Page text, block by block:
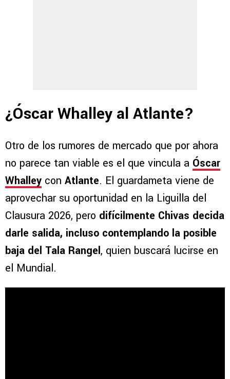
¿Óscar Whalley al Atlante?
Otro de los rumores de mercado que por ahora
no parece tan viable es el que vincula a Óscar
Whalley con Atlante. El guardameta viene de
aprovechar su oportunidad en la Liguilla del
Clausura 2026, pero difícilmente Chivas decida
darle salida, incluso contemplando la posible
baja del Tala Rangel, quien buscará lucirse en
el Mundial.